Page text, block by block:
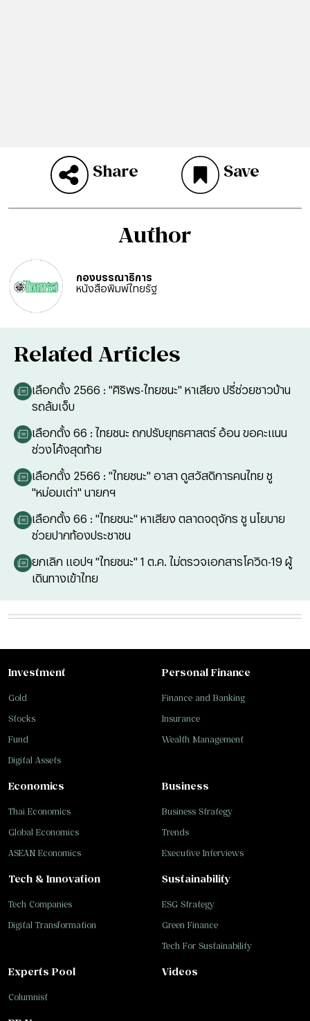
Share Save
Author
กองบรรณาธิการ
หนังสือพิมพ์ไทยรัฐ
Related Articles
เลือกตั้ง 2566 : "ศิริพร-ไทยชนะ" หาเสียง ปรี่ช่วยชาวบ้าน
รถล้มเจ็บ
เลือกตั้ง 66 : ไทยชนะ ถกปรับยุทธศาสตร์ อ้อน ขอคะแนน
ช่วงโค้งสุดท้าย
เลือกตั้ง 2566 : "ไทยชนะ" อาสา ดูสวัสดิการคนไทย ชู
"หม่อมเต่า" นายกฯ
เลือกตั้ง 66 : "ไทยชนะ" หาเสียง ตลาดจตุจักร ชู นโยบาย
ช่วยปากท้องประชาชน
ยกเลิก แอปฯ "ไทยชนะ" 1 ต.ค. ไม่ตรวจเอกสารโควิด-19 ผู้
เดินทางเข้าไทย
Investment
Gold
Stocks
Fund
Digital Assets
Personal Finance
Finance and Banking
Insurance
Wealth Management
Business
Business Strategy
Trends
Executive Interviews
Tech & Innovation
Tech Companies
Digital Transformation
Sustainability
ESG Strategy
Green Finance
Tech For Sustainability
Economics
Thai Economics
Global Economics
ASEAN Economics
Experts Pool
Columnist
Videos